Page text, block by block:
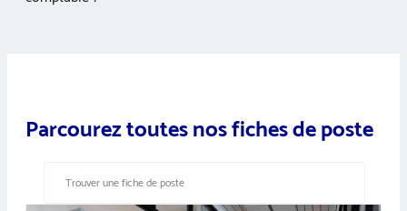
Parcourez toutes nos fiches de poste